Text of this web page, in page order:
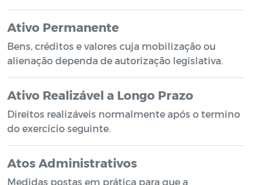
Ativo Permanente
Bens, créditos e valores cuja mobilização ou
alienação dependa de autorização legislativa.
Ativo Realizável a Longo Prazo
Direitos realizáveis normalmente após o termino
do exercício seguinte.
Atos Administrativos
Medidas postas em prática para que a